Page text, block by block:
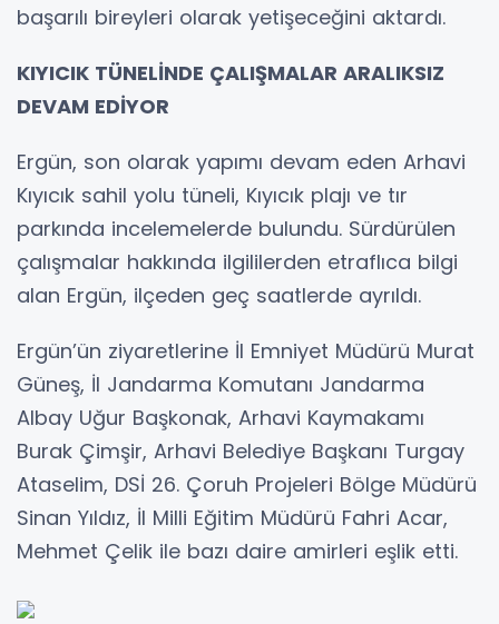
başarılı bireyleri olarak yetişeceğini aktardı.
KIYICIK TÜNELİNDE ÇALIŞMALAR ARALIKSIZ
DEVAM EDİYOR
Ergün, son olarak yapımı devam eden Arhavi
Kıyıcık sahil yolu tüneli, Kıyıcık plajı ve tır
parkında incelemelerde bulundu. Sürdürülen
çalışmalar hakkında ilgililerden etraflıca bilgi
alan Ergün, ilçeden geç saatlerde ayrıldı.
Ergün’ün ziyaretlerine İl Emniyet Müdürü Murat
Güneş, İl Jandarma Komutanı Jandarma
Albay Uğur Başkonak, Arhavi Kaymakamı
Burak Çimşir, Arhavi Belediye Başkanı Turgay
Ataselim, DSİ 26. Çoruh Projeleri Bölge Müdürü
Sinan Yıldız, İl Milli Eğitim Müdürü Fahri Acar,
Mehmet Çelik ile bazı daire amirleri eşlik etti.